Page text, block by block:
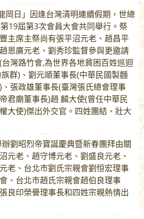
岡日」因逢台灣清明連續假期，世總
19屆第3次會員大會共同舉行。祭
主席主祭尚有張平沼元老、趙昌平
恩廣元老、劉秀珍監督參與更邀請
灣路竹會,為世界各地貧困百姓巡迴
群)、劉元順董事長(中華民國製麵
張政雄董事長(臺灣張氏總會理事
君廟董事長)趙 麟大使(曾任中華民
大使)傑出外交官。四姓團結、壯大
劉昭烈帝寶誕慶典暨新春團拜由關
元老、趙守博元老、劉盛良元老、
老、台北市劉氏宗親會劉恒宏理事
、台北市趙氏宗親會趙伯良理事
良印榮譽理事長和四姓宗親熱情出